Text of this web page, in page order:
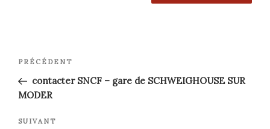
Navigation
de
l’article
Article
précédent
PRÉCÉDENT
contacter SNCF – gare de SCHWEIGHOUSE SUR
MODER
Article
SUIVANT